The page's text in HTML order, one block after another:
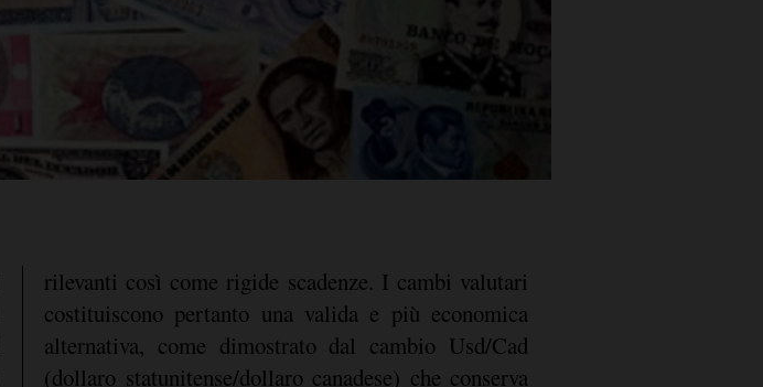
rilevanti così come rigide scadenze. I cambi valutari
costituiscono pertanto una valida e più economica
alternativa, come dimostrato dal cambio Usd/Cad
(dollaro statunitense/dollaro canadese) che conserva